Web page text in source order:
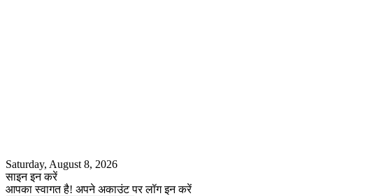
Saturday, August 8, 2026
साइन इन करें
आपका स्वागत है! अपने अकाउंट पर लॉग इन करें